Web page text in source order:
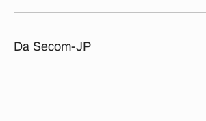
Da Secom-JP